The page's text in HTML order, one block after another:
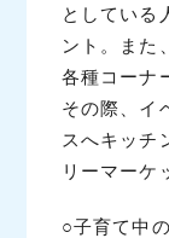
としている
ント。また
各種コーナ
その際、イ
スへキッチ
リーマーケ
○子育て中